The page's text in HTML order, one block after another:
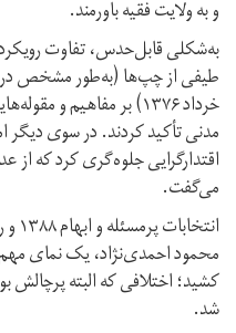
و به ولایت فقیه باورمند.
به‌شکلی قابل‌حدس، تفاوت
طیفی از چپ‌ها (به‌طور مشخص در
خرداد ۱۳۷۶) بر مفاهیم
مدنی تأکید کردند. در سوی دیگر
اقتدارگرایی جلوه‌گری کرد که از
می‌گفت.
محمود احمدی‌نژاد، یک نمای مهم
کشید؛ اختلافی که البته
شد.